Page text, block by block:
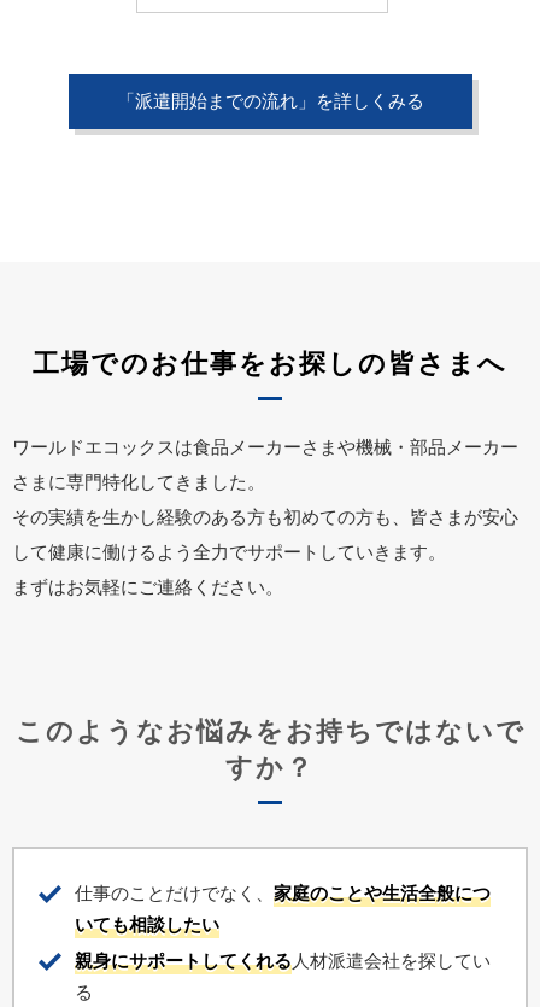
「派遣開始までの流れ」を詳しくみる
工場でのお仕事をお探しの皆さまへ
ワールドエコックスは食品メーカーさまや機械・部品メーカー
さまに専門特化してきました。
その実績を生かし経験のある方も初めての方も、皆さまが安心
して健康に働けるよう全力でサポートしていきます。
まずはお気軽にご連絡ください。
このようなお悩みをお持ちではないで
すか？
仕事のことだけでなく、 家庭のことや生活全般につ
いても相談したい
親身にサポートしてくれる人材派遣会社を探してい
る